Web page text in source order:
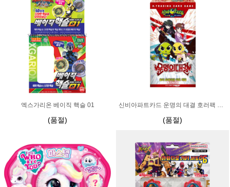
엑스가리온 베이직 핵슬 01
(품절)
신비아파트카드 운명의 대결 호러팩 1박스
(품절)